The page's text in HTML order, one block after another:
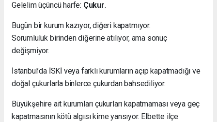
Gelelim üçüncü harfe: Çukur.
Bugün bir kurum kazıyor, diğeri kapatmıyor.
Sorumluluk birinden diğerine atılıyor, ama sonuç
değişmiyor.
İstanbul’da İSKİ veya farklı kurumların açıp kapatmadığı ve
doğal çukurlarla binlerce çukurdan bahsediliyor.
Büyükşehire ait kurumları çukurları kapatmaması veya geç
kapatmasının kötü algısı kime yansıyor. Elbette ilçe